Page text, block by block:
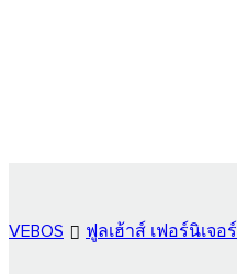
VEBOS ฟูลเฮ้าส์ เฟอร์นิเจอร์